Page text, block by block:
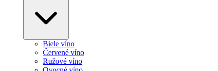
Biele víno
Červené víno
Ružové víno